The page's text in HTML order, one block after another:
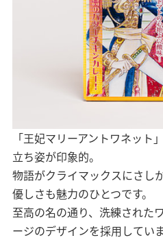
「王妃マリーアントワネット
⽴ち姿が印象的。
物語がクライマックスにさし
優しさも魅⼒のひとつです。
⾄⾼の名の通り、洗練された
ージのデザインを採⽤していま